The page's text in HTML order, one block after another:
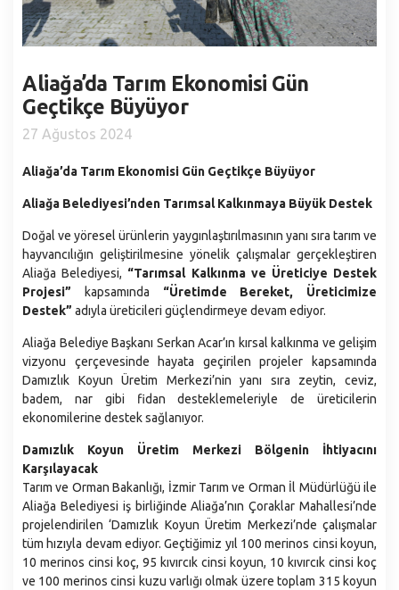
Kardeş Şehirler
Faaliyet Raporları
Performans Programları
Belediye Bütçesi
İç Kontrol Uyum Eylem Planı
Yönetmelikler
Belediye Birimleri
Başkan Yardımcılıkları
Afet İşleri ve Risk Yönetimi Müdürlüğü
Araştırma ve Geliştirme Müdürlüğü
Bilgi İşlem Müdürlüğü
Destek Hizmetler Müdürlüğü
Emlak ve İstimlak Müdürlüğü
Fen İşleri Müdürlüğü
Gelirler Müdürlüğü
Hukuk İşleri Müdürlüğü
İklim Değişikliği ve Sıfır Atık Müdürlüğü
İmar ve Şehircilik Müdürlüğü
İnsan Kaynakları ve Eğitim Müdürlüğü
Gastronomi
Nüfus ve Demografi
Coğrafyası
Ekonomi
Mahallelerimiz
Aliağa Devlet Hastanesi
Kütüphaneler
Aliağa Spor ve Yaşam Merkezi
Aliağa Gençlik Merkezi
Muhtarlıklarımız
Nikah İşlemleri
Sosyal Market
Çöp Ekspres
Kültür Gezileri ve Şehitlik Ziyaretleri
Aliağa Sanat Evi (ASEV)
Aliağa’da Tarım Ekonomisi Gün
Geçtikçe Büyüyor
27 Ağustos 2024
Aliağa’da Tarım Ekonomisi Gün Geçtikçe Büyüyor
Aliağa Belediyesi’nden Tarımsal Kalkınmaya Büyük Destek
Doğal ve yöresel ürünlerin yaygınlaştırılmasının yanı sıra tarım ve
hayvancılığın geliştirilmesine yönelik çalışmalar gerçekleştiren
Aliağa Belediyesi, “Tarımsal Kalkınma ve Üreticiye Destek
Projesi” kapsamında “Üretimde Bereket, Üreticimize
Destek” adıyla üreticileri güçlendirmeye devam ediyor.
Aliağa Belediye Başkanı Serkan Acar’ın kırsal kalkınma ve gelişim
vizyonu çerçevesinde hayata geçirilen projeler kapsamında
Damızlık Koyun Üretim Merkezi’nin yanı sıra zeytin, ceviz,
badem, nar gibi fidan desteklemeleriyle de üreticilerin
ekonomilerine destek sağlanıyor.
Damızlık Koyun Üretim Merkezi Bölgenin İhtiyacını
Karşılayacak
Tarım ve Orman Bakanlığı, İzmir Tarım ve Orman İl Müdürlüğü ile
Aliağa Belediyesi iş birliğinde Aliağa’nın Çoraklar Mahallesi’nde
projelendirilen ‘Damızlık Koyun Üretim Merkezi’nde çalışmalar
tüm hızıyla devam ediyor. Geçtiğimiz yıl 100 merinos cinsi koyun,
10 merinos cinsi koç, 95 kıvırcık cinsi koyun, 10 kıvırcık cinsi koç
ve 100 merinos cinsi kuzu varlığı olmak üzere toplam 315 koyun